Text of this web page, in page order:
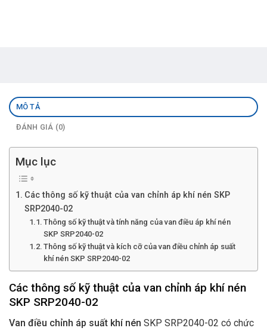
MÔ TẢ
ĐÁNH GIÁ (0)
Mục lục
Các thông số kỹ thuật của van chỉnh áp khí nén SKP
SRP2040-02
Thông số kỹ thuật và tính năng của van điều áp khí nén
SKP SRP2040-02
Thông số kỹ thuật và kích cỡ của van điều chỉnh áp suất
khí nén SKP SRP2040-02
Các thông số kỹ thuật của van chỉnh áp khí nén
SKP SRP2040-02
Van điều chỉnh áp suất khí nén SKP SRP2040-02 có chức